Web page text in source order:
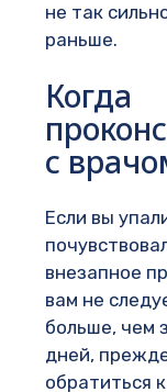
не так
раньше.
Когда
с
Если вы
внезапное
вам не
больше, чем
дней,
обратиться